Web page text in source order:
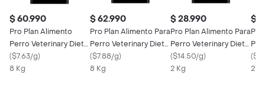
$ 60.990
Pro Plan Alimento
Perro Veterinary Diets
UR Urinario/Cálculos
($7.63/g)
8 Kg
$ 62.990
Pro Plan Alimento Para
Perro Veterinary Diets
Nf Función Renal
($7.88/g)
8 Kg
$ 28.990
Pro Plan Alimento Para
Perro Veterinary Diets
NF Función Renal
($14.50/g)
2 Kg
$
(
2